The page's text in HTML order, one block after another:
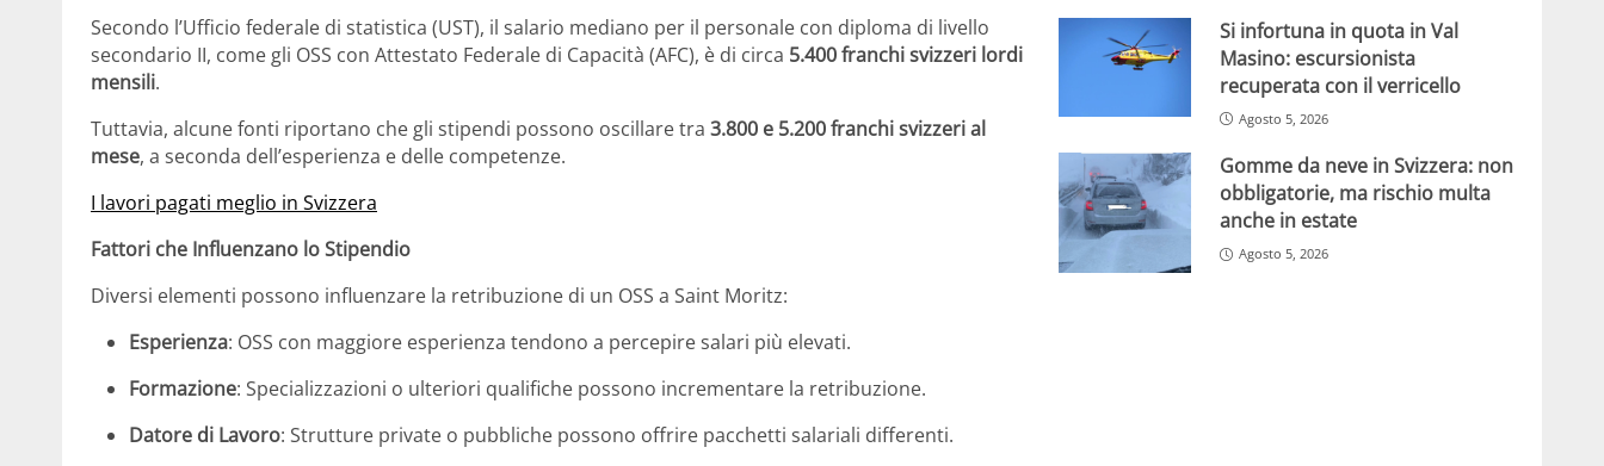
Secondo l’Ufficio federale di statistica (UST), il salario mediano per il personale con diploma di livello
secondario II, come gli OSS con Attestato Federale di Capacità (AFC), è di circa 5.400 franchi svizzeri lordi
mensili.
Tuttavia, alcune fonti riportano che gli stipendi possono oscillare tra 3.800 e 5.200 franchi svizzeri al
mese, a seconda dell’esperienza e delle competenze.
I lavori pagati meglio in Svizzera
Fattori che Influenzano lo Stipendio
Diversi elementi possono influenzare la retribuzione di un OSS a Saint Moritz:
Esperienza: OSS con maggiore esperienza tendono a percepire salari più elevati.
Formazione: Specializzazioni o ulteriori qualifiche possono incrementare la retribuzione.
Datore di Lavoro: Strutture private o pubbliche possono offrire pacchetti salariali differenti.
Si infortuna in quota in Val
Masino: escursionista
recuperata con il verricello
Agosto 5, 2026
Gomme da neve in Svizzera: non
obbligatorie, ma rischio multa
anche in estate
Agosto 5, 2026